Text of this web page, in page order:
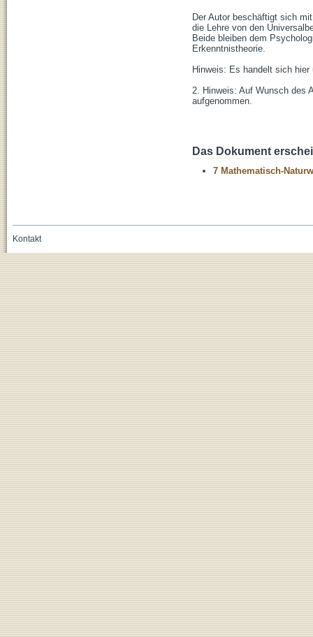
Der Autor beschäftigt sich
die Lehre von den
Beide bleiben dem
Erkenntnistheorie.
Hinweis: Es handelt sich
2. Hinweis: Auf Wunsch des
aufgenommen.
Das Dokument
7 Mathematisch-
Kontakt